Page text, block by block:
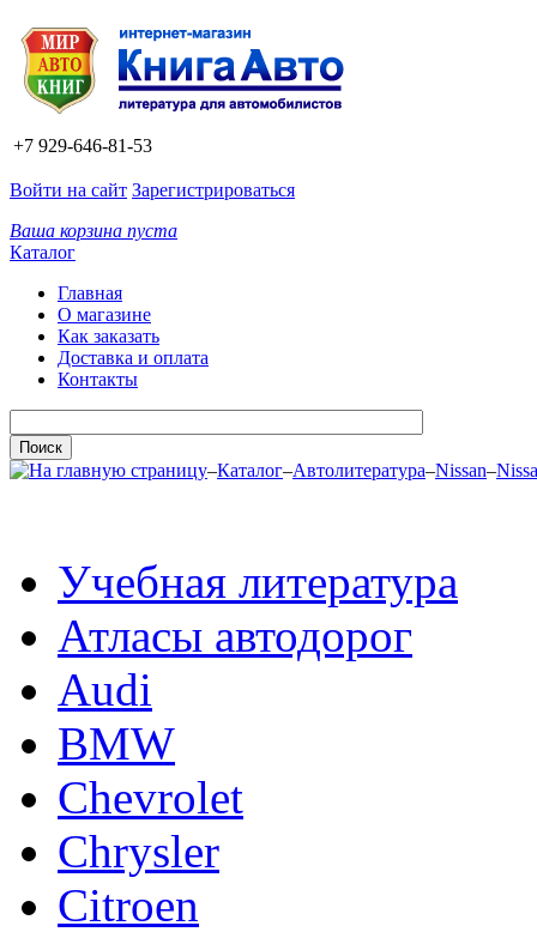
+7 929-646-81-53
Войти на сайт Зарегистрироваться
Ваша корзина пуста
Каталог
Главная
О магазине
Как заказать
Доставка и оплата
Контакты
–Каталог–Автолитература–Nissan–
Учебная литература
Атласы автодорог
Audi
BMW
Chevrolet
Chrysler
Citroen